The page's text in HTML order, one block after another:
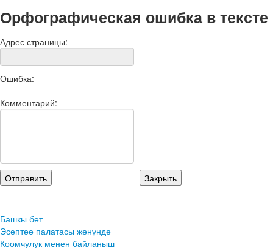
Орфографическая ошибка в тексте
Адрес страницы:
Ошибка:
Комментарий:
Башкы бет
Эсептөө палатасы жөнүндө
Коомчулук менен байланыш